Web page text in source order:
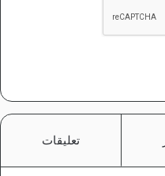
تعليقات